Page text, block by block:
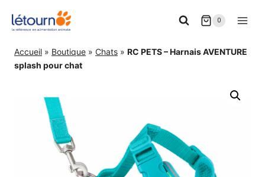
0
Accueil » Boutique » Chats » RC PETS – Harnais AVENTURE
splash pour chat